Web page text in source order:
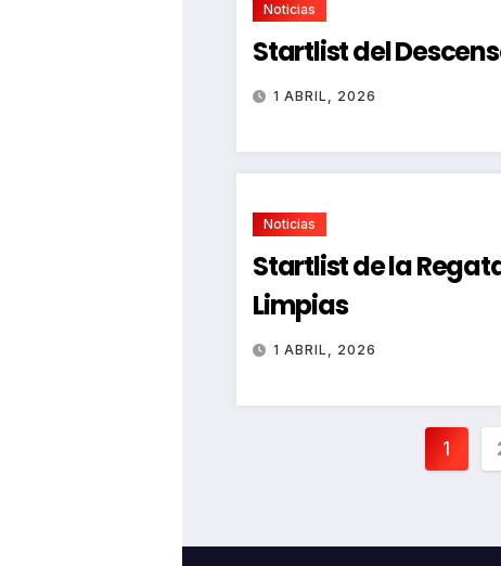
Noticias
Startlist del
1 ABRIL, 2026
Noticias
Startlist de la
Limpias
1 ABRIL, 2026
1